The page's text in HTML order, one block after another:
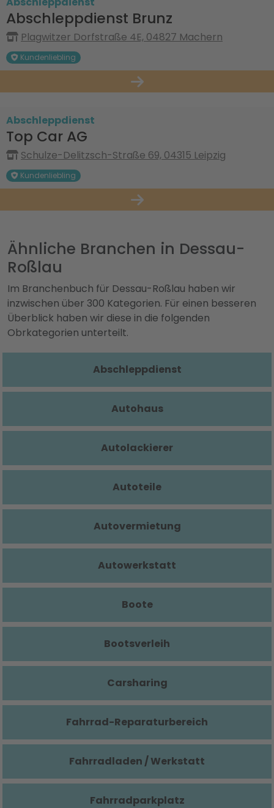
Abschleppdienst Brunz
Plagwitzer Dorfstraße 4E, 04827 Machern
Kundenliebling
Abschleppdienst
Top Car AG
Schulze-Delitzsch-Straße 69, 04315 Leipzig
Kundenliebling
Ähnliche Branchen in Dessau-
Roßlau
Im Branchenbuch für Dessau-Roßlau haben wir
inzwischen über 300 Kategorien. Für einen besseren
Überblick haben wir diese in die folgenden
Obrkategorien unterteilt.
Abschleppdienst
Autohaus
Autolackierer
Autoteile
Autovermietung
Autowerkstatt
Boote
Bootsverleih
Carsharing
Fahrrad-Reparaturbereich
Fahrradladen / Werkstatt
Fahrradparkplatz